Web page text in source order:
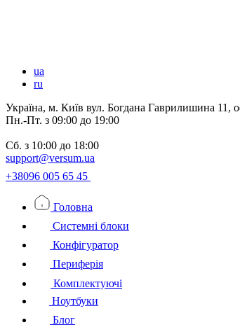
ua
ru
Україна, м. Київ вул. Богдана Гаврилишина 11,
Пн.-Пт. з 09:00 до 19:00
Сб. з 10:00 до 18:00
support@versum.ua
+38096 005 65 45
Головна
Системні блоки
Конфігуратор
Периферія
Комплектуючі
Ноутбуки
Блог